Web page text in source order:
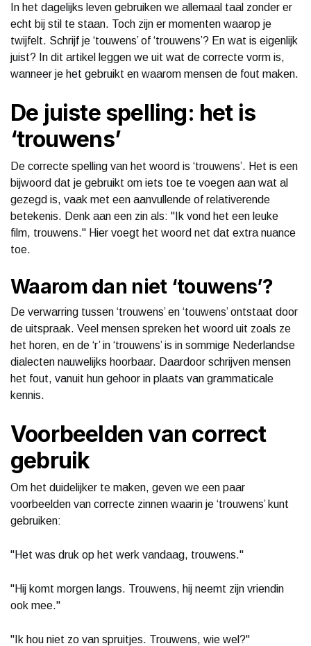
In het dagelijks leven gebruiken we allemaal taal zonder er
echt bij stil te staan. Toch zijn er momenten waarop je
twijfelt. Schrijf je ‘touwens’ of ‘trouwens’? En wat is eigenlijk
juist? In dit artikel leggen we uit wat de correcte vorm is,
wanneer je het gebruikt en waarom mensen de fout maken.
De juiste spelling: het is
‘trouwens’
De correcte spelling van het woord is ‘trouwens’. Het is een
bijwoord dat je gebruikt om iets toe te voegen aan wat al
gezegd is, vaak met een aanvullende of relativerende
betekenis. Denk aan een zin als: "Ik vond het een leuke
film, trouwens." Hier voegt het woord net dat extra nuance
toe.
Waarom dan niet ‘touwens’?
De verwarring tussen ‘trouwens’ en ‘touwens’ ontstaat door
de uitspraak. Veel mensen spreken het woord uit zoals ze
het horen, en de ‘r’ in ‘trouwens’ is in sommige Nederlandse
dialecten nauwelijks hoorbaar. Daardoor schrijven mensen
het fout, vanuit hun gehoor in plaats van grammaticale
kennis.
Voorbeelden van correct
gebruik
Om het duidelijker te maken, geven we een paar
voorbeelden van correcte zinnen waarin je ‘trouwens’ kunt
gebruiken:
"Het was druk op het werk vandaag, trouwens."
"Hij komt morgen langs. Trouwens, hij neemt zijn vriendin
ook mee."
"Ik hou niet zo van spruitjes. Trouwens, wie wel?"